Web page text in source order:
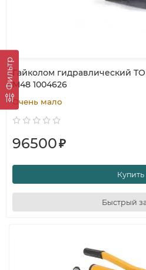
ФильтрГайколом гидравлический
M48 1004626
Очень мало
96500₽
Купить
Быстрый